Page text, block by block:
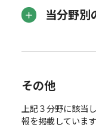
当分野別
その他
上記３分野に該当
報を掲載しています